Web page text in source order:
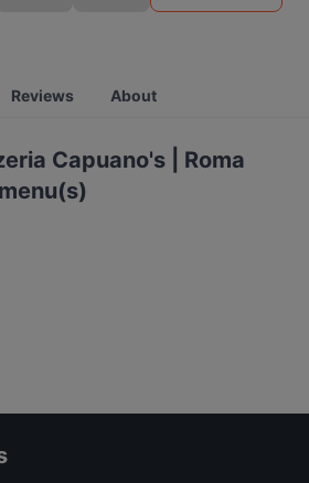
Reviews About
Capuano's | Roma